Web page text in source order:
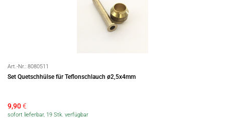
Art.-Nr.: 8080511
Set Quetschhülse für Teflonschlauch ø2,5x4mm
9,90€
sofort lieferbar, 19 Stk. verfügbar